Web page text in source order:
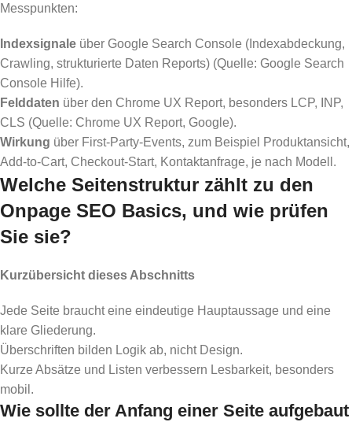
Messpunkten:
Indexsignale über Google Search Console (Indexabdeckung,
Crawling, strukturierte Daten Reports) (Quelle: Google Search
Console Hilfe).
Felddaten über den Chrome UX Report, besonders LCP, INP,
CLS (Quelle: Chrome UX Report, Google).
Wirkung über First-Party-Events, zum Beispiel Produktansicht,
Add-to-Cart, Checkout-Start, Kontaktanfrage, je nach Modell.
Welche Seitenstruktur zählt zu den
Onpage SEO Basics, und wie prüfen
Sie sie?
Kurzübersicht dieses Abschnitts
Jede Seite braucht eine eindeutige Hauptaussage und eine
klare Gliederung.
Überschriften bilden Logik ab, nicht Design.
Kurze Absätze und Listen verbessern Lesbarkeit, besonders
mobil.
Wie sollte der Anfang einer Seite aufgebaut